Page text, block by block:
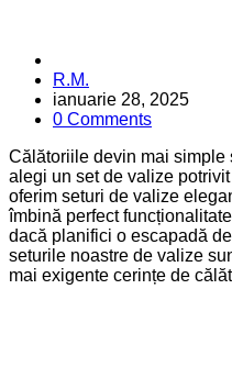
Posted
by
R.M.
ianuarie 28, 2025
0 Comments
Călătoriile devin mai simple
alegi un set de valize
oferim seturi de valize
îmbină perfect
dacă planifici o escapadă
seturile noastre de valize
mai exigente cerințe de